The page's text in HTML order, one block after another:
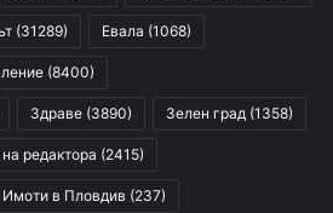
(31289) Евала (1068)
(8400)
Здраве (3890) Зелен град (1358)
редактора (2415)
Имоти в Пловдив (237)